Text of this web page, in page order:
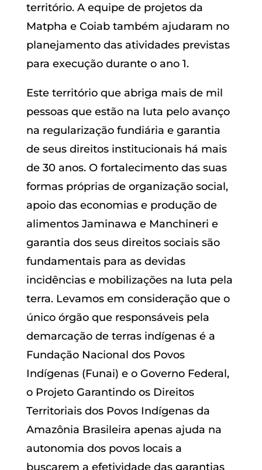
território. A equipe de projetos da
Matpha e Coiab também ajudaram no
planejamento das atividades previstas
para execução durante o ano 1.
Este território que abriga mais de mil
pessoas que estão na luta pelo avanço
na regularização fundiária e garantia
de seus direitos institucionais há mais
de 30 anos. O fortalecimento das suas
formas próprias de organização social,
apoio das economias e produção de
alimentos Jaminawa e Manchineri e
garantia dos seus direitos sociais são
fundamentais para as devidas
incidências e mobilizações na luta pela
terra. Levamos em consideração que o
único órgão que responsáveis pela
demarcação de terras indígenas é a
Fundação Nacional dos Povos
Indígenas (Funai) e o Governo Federal,
o Projeto Garantindo os Direitos
Territoriais dos Povos Indígenas da
Amazônia Brasileira apenas ajuda na
autonomia dos povos locais a
buscarem a efetividade das garantias